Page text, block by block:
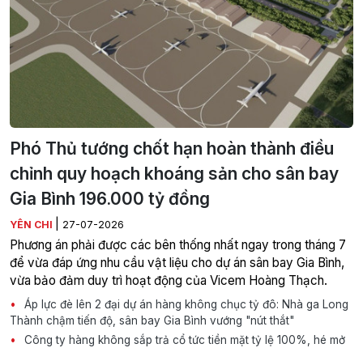
Phó Thủ tướng chốt hạn hoàn thành điều
chỉnh quy hoạch khoáng sản cho sân bay
Gia Bình 196.000 tỷ đồng
YÊN CHI 27-07-2026
Phương án phải được các bên thống nhất ngay trong tháng 7
để vừa đáp ứng nhu cầu vật liệu cho dự án sân bay Gia Bình,
vừa bảo đảm duy trì hoạt động của Vicem Hoàng Thạch.
Áp lực đè lên 2 đại dự án hàng không chục tỷ đô: Nhà ga Long
Thành chậm tiến độ, sân bay Gia Bình vướng "nút thắt"
Công ty hàng không sắp trả cổ tức tiền mặt tỷ lệ 100%, hé mở